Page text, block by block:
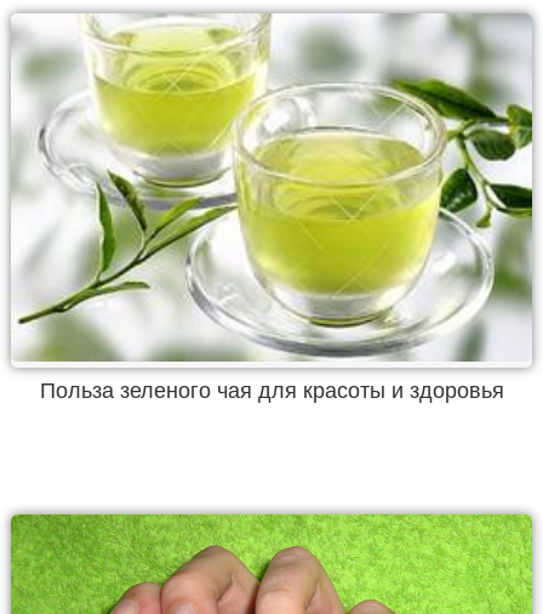
Польза зеленого чая для красоты и здоровья